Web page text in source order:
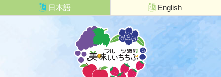
ン
日本語 English